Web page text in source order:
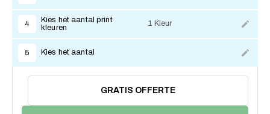
4
Kies het aantal print
kleuren
1 Kleur
5 Kies het aantal
GRATIS OFFERTE